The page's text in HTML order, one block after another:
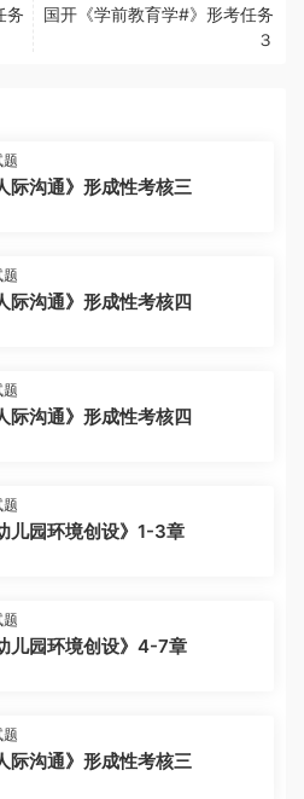
务
国开《学前教育学#》形考任务
３
际沟通》形成性考核三
际沟通》形成性考核四
际沟通》形成性考核四
儿园环境创设》1-3章
儿园环境创设》4-7章
际沟通》形成性考核三